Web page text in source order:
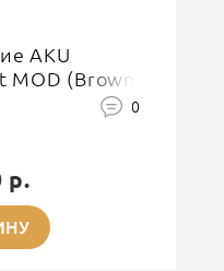
AKU
MOD (Brown)
0
р.